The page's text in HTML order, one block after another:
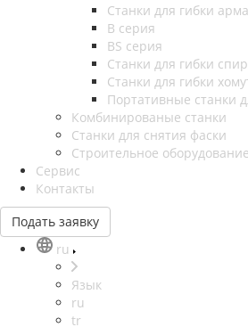
Станки для гибки
B серия
BS серия
Станки для гибки
Станки для гибки
Портативные станки
Комбинированые станки
Станки для снятия фаски
Строительное оборудование
Сервис
Контакты
Подать заявку
ru
Язык
ru
tr